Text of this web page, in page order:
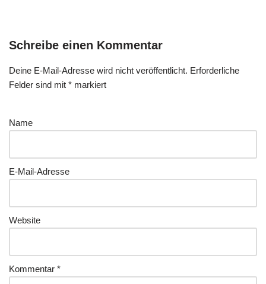
Schreibe einen Kommentar
Deine E-Mail-Adresse wird nicht veröffentlicht. Erforderliche
Felder sind mit * markiert
Name
E-Mail-Adresse
Website
Kommentar *